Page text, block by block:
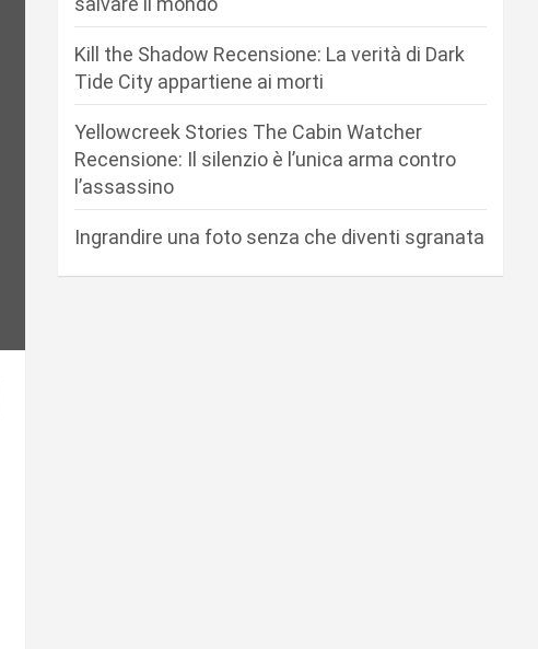
Kill the Shadow Recensione: La verità di Dark
Tide City appartiene ai morti
Yellowcreek Stories The Cabin Watcher
Recensione: Il silenzio è l’unica arma contro
l’assassino
Ingrandire una foto senza che diventi sgranata